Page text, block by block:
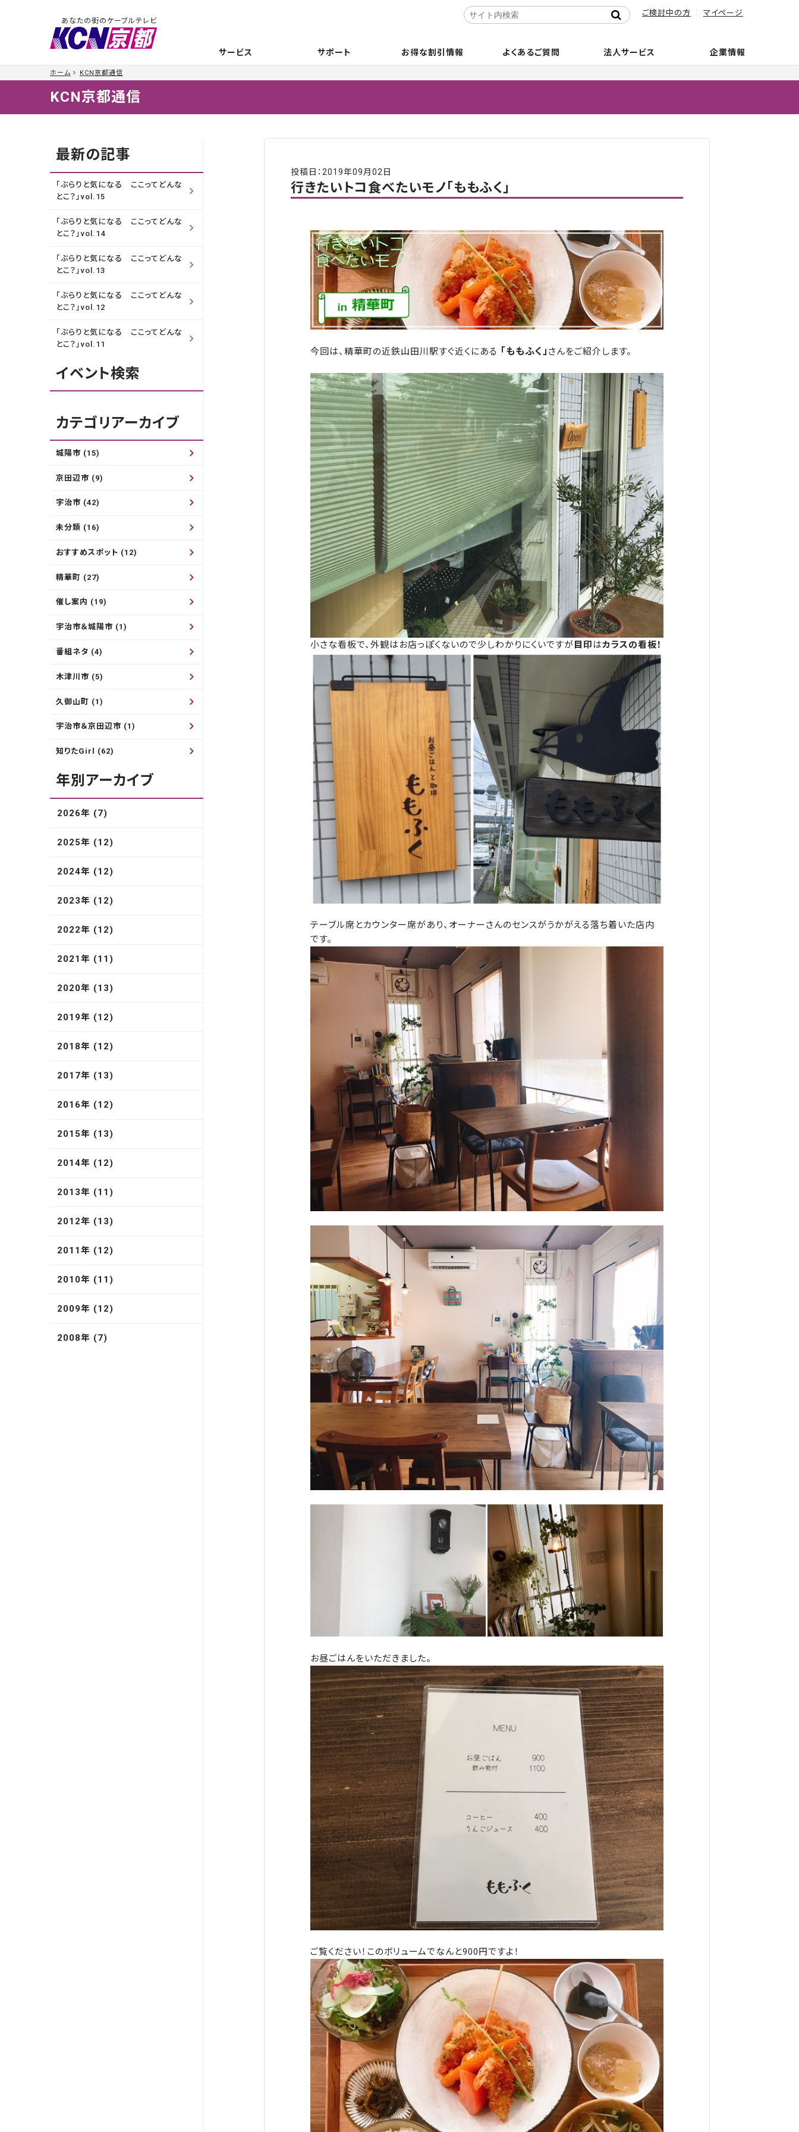
あなたの街のケーブルテレビ
サービス サポート お得な割引情報 よくあるご質問 法人サービス 企業情報
ご検討中の方 マイページ
ホーム KCN京都通信
KCN京都通信
投稿日：2019年09月02日
行きたいトコ食べたいモノ「ももふく」
今回は、精華町の近鉄山田川駅すぐ近くにある 「ももふく」 さんをご紹介します。
小さな看板で、外観はお店っぽくないので少しわかりにくいですが 目印 はカラスの看板！
テーブル席とカウンター席があり、オーナーさんのセンスがうかがえる落ち着いた店内
です。
お昼ごはんをいただきました。
ご覧ください！このボリュームでなんと900円ですよ！
最新の記事
「ぶらりと気になる ここってどんな
とこ？」vol.15
「ぶらりと気になる ここってどんな
とこ？」vol.14
「ぶらりと気になる ここってどんな
とこ？」vol.13
「ぶらりと気になる ここってどんな
とこ？」vol.12
「ぶらりと気になる ここってどんな
とこ？」vol.11
イベント検索
カテゴリアーカイブ
城陽市 (15)
京田辺市 (9)
宇治市 (42)
未分類 (16)
おすすめスポット (12)
精華町 (27)
催し案内 (19)
宇治市＆城陽市 (1)
番組ネタ (4)
木津川市 (5)
久御山町 (1)
宇治市＆京田辺市 (1)
知りたGirl (62)
年別アーカイブ
2026年 (7)
2025年 (12)
2024年 (12)
2023年 (12)
2022年 (12)
2021年 (11)
2020年 (13)
2019年 (12)
2018年 (12)
2017年 (13)
2016年 (12)
2015年 (13)
2014年 (12)
2013年 (11)
2012年 (13)
2011年 (12)
2010年 (11)
2009年 (12)
2008年 (7)